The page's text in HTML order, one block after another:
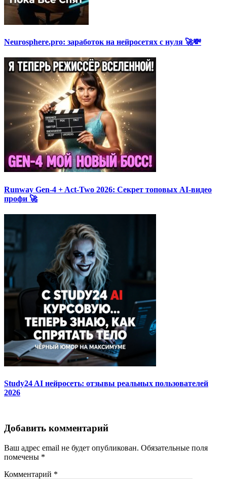
Neurosphere.pro: заработок на нейросетях с нуля 🚀💸
Runway Gen-4 + Act-Two 2026: Секрет топовых AI-видео
профи 🚀
Study24 AI нейросеть: отзывы реальных пользователей
2026
Добавить комментарий
Ваш адрес email не будет опубликован. Обязательные поля
помечены *
Комментарий *